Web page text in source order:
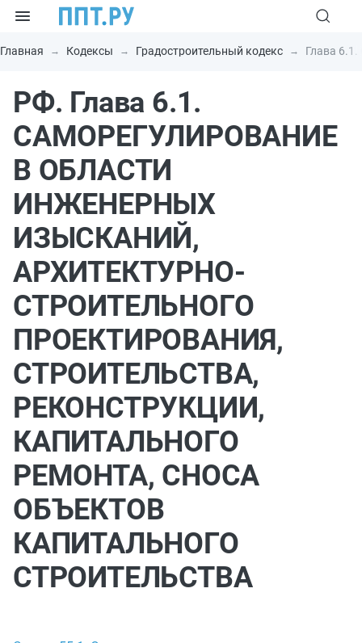
Главная Кодексы Градостроительный кодекс Глава
РФ. Глава 6.1.
САМОРЕГУЛИРОВАНИЕ
В ОБЛАСТИ
ИНЖЕНЕРНЫХ
ИЗЫСКАНИЙ,
АРХИТЕКТУРНО-
СТРОИТЕЛЬНОГО
ПРОЕКТИРОВАНИЯ,
СТРОИТЕЛЬСТВА,
РЕКОНСТРУКЦИИ,
КАПИТАЛЬНОГО
РЕМОНТА, СНОСА
ОБЪЕКТОВ
КАПИТАЛЬНОГО
СТРОИТЕЛЬСТВА